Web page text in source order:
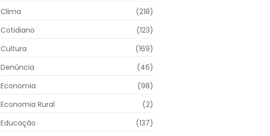
Clima
(218)
Cotidiano
(123)
Cultura
(169)
Denúncia
(46)
Economia
(98)
Economia Rural
(2)
Educação
(137)